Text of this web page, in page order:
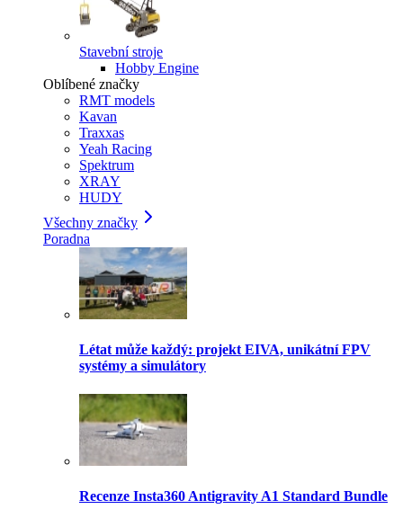
Stavební stroje
Hobby Engine
Oblíbené značky
RMT models
Kavan
Traxxas
Yeah Racing
Spektrum
XRAY
HUDY
Všechny značky
Poradna
Létat může každý: projekt EIVA, unikátní FPV
systémy a simulátory
Recenze Insta360 Antigravity A1 Standard Bundle